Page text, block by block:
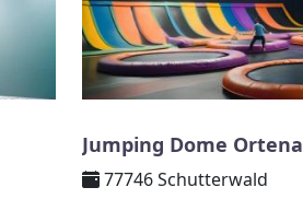
Jumping Dome
77746 Schutterwald